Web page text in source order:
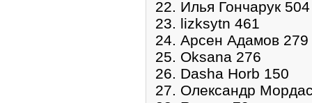
22. Илья Гончарук 504
23. lizksytn 461
24. Арсен Адамов 279
25. Oksana 276
26. Dasha Horb 150
27. Олександр